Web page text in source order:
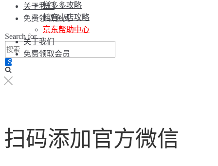
关于我们
免费领取会员
Search for...
拼多多攻略
抖音小店攻略
京东帮助中心
关于我们
免费领取会员
扫码添加官方微信